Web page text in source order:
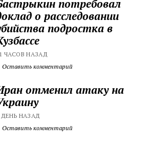
потребовал
о расследовании
подростка в
ЧАСОВ НАЗАД
Оставить комментарий
отменил атаку на
ДЕНЬ НАЗАД
Оставить комментарий